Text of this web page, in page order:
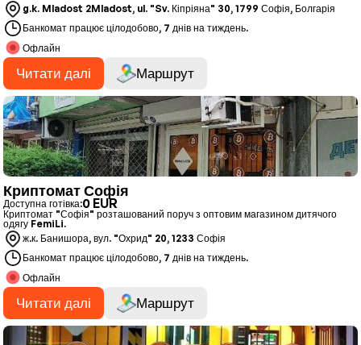
g.k. Mladost 2Mladost, ul. "Sv. Кіпріяна" 30, 1799 Софія, Болгарія
Банкомат працює цілодобово, 7 днів на тиждень.
Офлайн
Читати далі Маршрут
Криптомат Софія
Доступна готівка:0 EUR
Криптомат "Софія" розташований поруч з оптовим магазином дитячого
одягу FemiLi.
ж.к. Банишора, вул. "Охрид" 20, 1233 Софія
Банкомат працює цілодобово, 7 днів на тиждень.
Офлайн
Читати далі Маршрут